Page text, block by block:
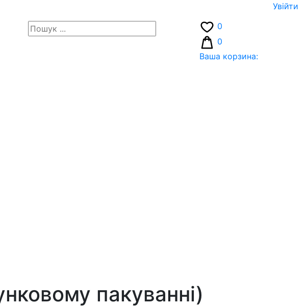
Увiйти
0
0
Ваша корзина:
пакуванні)